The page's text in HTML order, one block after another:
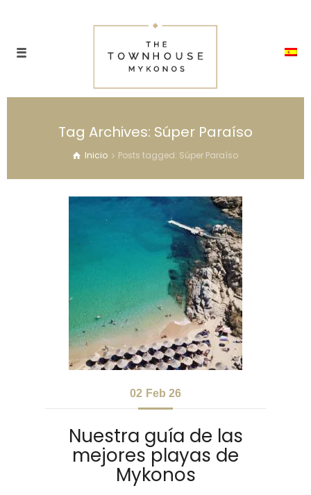
Tag Archives: Súper Paraíso
Inicio Posts tagged: Súper Paraíso
02 Feb 26
Nuestra guía de las
mejores playas de
Mykonos